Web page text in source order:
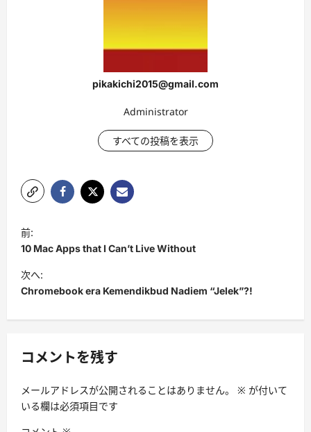
pikakichi2015@gmail.com
Administrator
すべての投稿を表示
投
稿
ナ
ビ
シ
ン
前:
10 Mac Apps that I Can’t Live Without
次へ:
Chromebook era Kemendikbud Nadiem “Jelek”?!
コメントを残す
メールアドレスが公開されることはありません。 ※ が付いて
いる欄は必須項目です